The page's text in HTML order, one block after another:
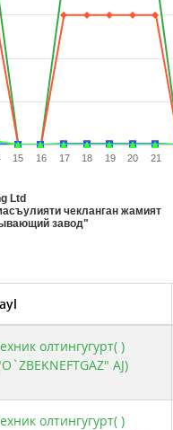
Ltd
чекланган жамият
завод"
15 16 17 18 19 20 21
олтингугурт( )
AJ)
олтингугурт( )